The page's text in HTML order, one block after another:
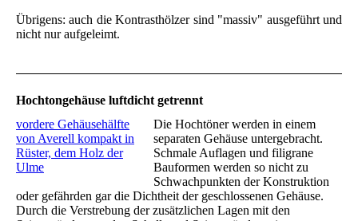
Übrigens: auch die Kontrasthölzer sind "massiv" ausgeführt und
nicht nur aufgeleimt.
Hochtongehäuse luftdicht getrennt
vordere Gehäusehälfte
von Averell kompakt in
Rüster, dem Holz der
Ulme
Die Hochtöner werden in einem
separaten Gehäuse untergebracht.
Schmale Auflagen und filigrane
Bauformen werden so nicht zu
Schwachpunkten der Konstruktion
oder gefährden gar die Dichtheit der geschlossenen Gehäuse.
Durch die Verstrebung der zusätzlichen Lagen mit den